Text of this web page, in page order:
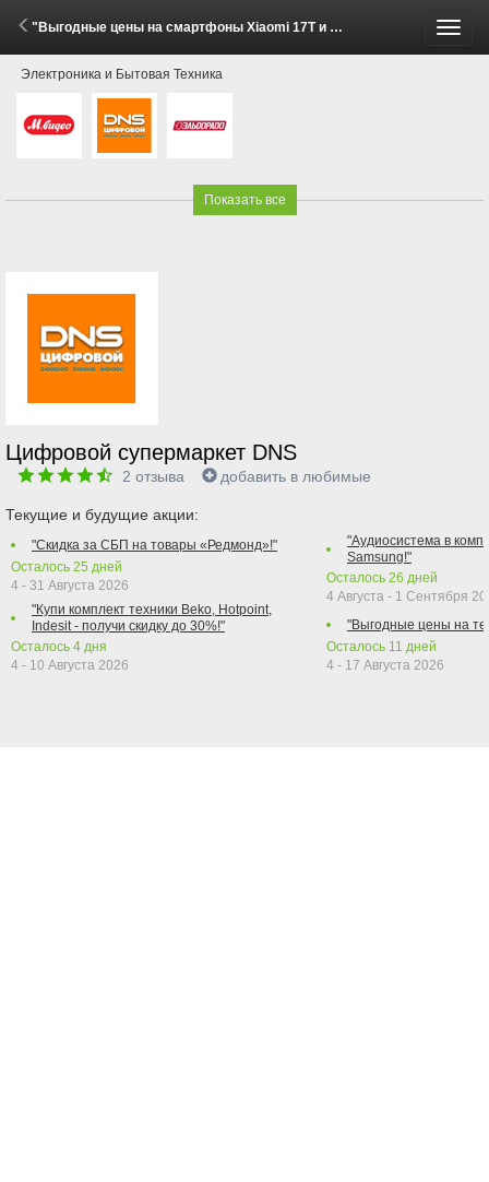
"Выгодные цены на смартфоны Xiaomi 17T и 17T Pro!" (29 Мая - 30 Июня 2026)
Электроника и Бытовая Техника
Показать все
Цифровой супермаркет DNS
2 отзыва добавить в любимые
Текущие и будущие акции:
"Скидка за СБП на товары «Редмонд»!"
Осталось 25 дней
4 - 31 Августа 2026
"Купи комплект техники Beko, Hotpoint,
Indesit - получи скидку до 30%!"
Осталось 4 дня
4 - 10 Августа 2026
"Аудиосистема в
Samsung!"
Осталось 26 дней
4 Августа - 1 Сентября
"Выгодные цены на
Осталось 11 дней
4 - 17 Августа 2026